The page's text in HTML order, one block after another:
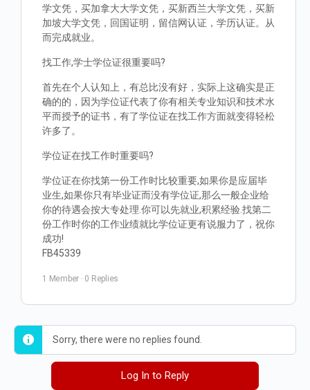
学文凭，买加拿大大学文凭，买新西兰大学文凭，买新
加坡大学文凭，回国证明，留信网认证，学历认证。从
而完成就业。
找工作,学士学位证很重要吗?
首先在个人认知上，有总比没有好，实际上这确实是正
确的的，因为学位证代表了你有相关专业知识和技术水
平而授予的证书，有了学位证在找工作方面就变得轻松
许多了。
学位证在找工作时重要吗?
学位证在你找第一份工作时比较重要,如果你是应届毕
业生,如果你只有毕业证而没有学位证,那么一般企业给
你的待遇会按大专处理.你可以先就业,积累经验.找第二
份工作时你的工作业绩就比学位证更有说服力了，祝你
成功!
FB45339
1 Member · 0 Replies
Sorry, there were no replies found.
Log In to Reply